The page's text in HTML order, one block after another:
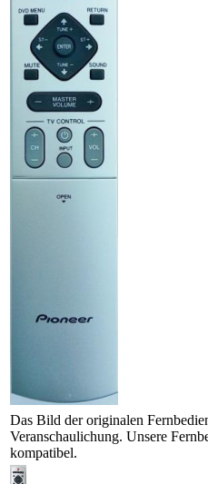
Das Bild der originalen
Veranschaulichung. Unsere
kompatibel.